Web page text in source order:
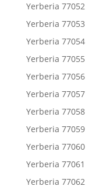
Yerberia 77052
Yerberia 77053
Yerberia 77054
Yerberia 77055
Yerberia 77056
Yerberia 77057
Yerberia 77058
Yerberia 77059
Yerberia 77060
Yerberia 77061
Yerberia 77062